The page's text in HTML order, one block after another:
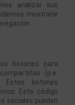
analizar sus
mostrarle
botones para
(p.e.
Estos botones
Este código
sociales pueden